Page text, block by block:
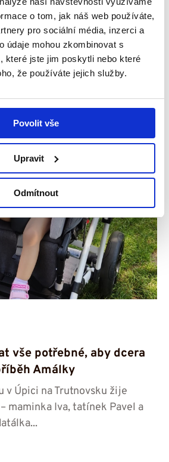
o tom, jak náš web používáte,
pro sociální média, inzerci a
údaje mohou zkombinovat s
které jste jim poskytli nebo které
že používáte jejich služby.
Povolit vše
Upravit
Odmítnout
vše potřebné, aby dcera
Amálky
v Úpici na Trutnovsku žije
maminka Iva, tatínek Pavel a